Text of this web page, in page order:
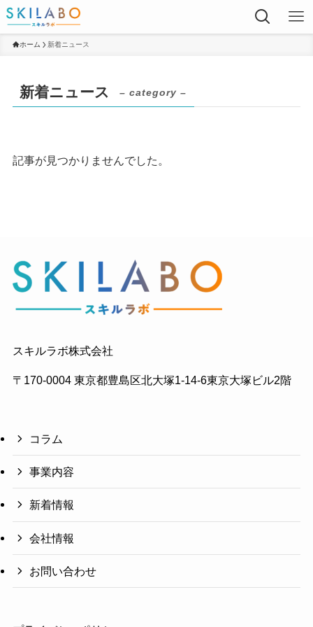
ホーム 新着ニュース
新着ニュース – category –
記事が見つかりませんでした。
スキルラボ株式会社
〒170-0004 東京都豊島区北大塚1-14-6東京大塚ビル2階
コラム
事業内容
新着情報
会社情報
お問い合わせ